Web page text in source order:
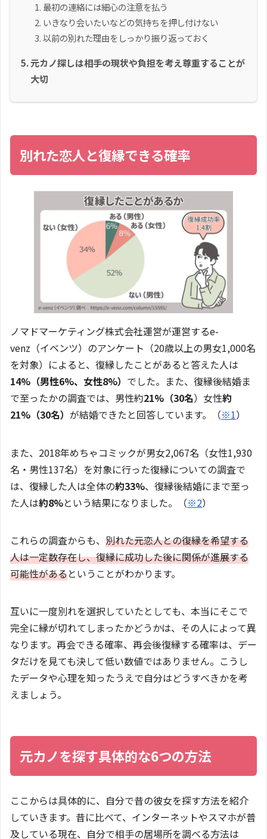
最初の連絡には細心の注意を払う
いきなり会いたいなどの気持ちを押し付けない
以前の別れた理由をしっかり振り返っておく
元カノ探しは相手の現状や負担を考え尊重することが
大切
別れた恋人と復縁できる確率
ノマドマーケティング株式会社運営が運営するe-
venz（イベンツ）のアンケート（20歳以上の男女1,000名
を対象）によると、復縁したことがあると答えた人は
14%（男性6%、女性8%） でした。また、復縁後結婚ま
で至ったかの調査では、男性約21%（30名）女性約
21%（30名） が結婚できたと回答しています。（※1）
また、2018年めちゃコミックが男女2,067名（女性1,930
名・男性137名）を対象に行った復縁についての調査で
は、復縁した人は全体の約33%、復縁後結婚にまで至っ
た人は約8%という結果になりました。（※2）
これらの調査からも、 別れた元恋人との復縁を希望する
人は一定数存在し、復縁に成功した後に関係が進展する
可能性があるということがわかります。
互いに一度別れを選択していたとしても、本当にそこで
完全に縁が切れてしまったかどうかは、その人によって異
なります。再会できる確率、再会後復縁する確率は、デー
タだけを見ても決して低い数値ではありません。こうし
たデータや心理を知ったうえで自分はどうすべきかを考
えましょう。
元カノを探す具体的な6つの方法
ここからは具体的に、自分で昔の彼女を探す方法を紹介
していきます。昔に比べて、インターネットやスマホが普
及している現在、自分で相手の居場所を調べる方法は